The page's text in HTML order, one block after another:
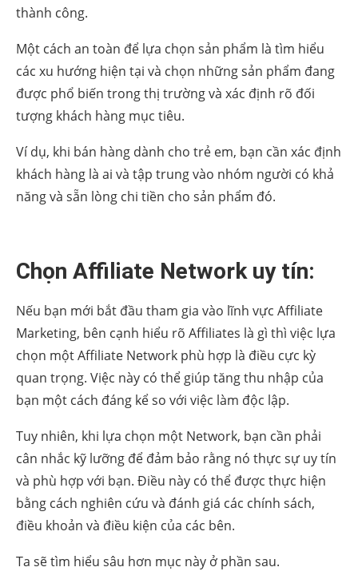
thành công.
Một cách an toàn để lựa chọn sản phẩm là tìm hiểu
các xu hướng hiện tại và chọn những sản phẩm đang
được phổ biến trong thị trường và xác định rõ đối
tượng khách hàng mục tiêu.
Ví dụ, khi bán hàng dành cho trẻ em, bạn cần xác định
khách hàng là ai và tập trung vào nhóm người có khả
năng và sẵn lòng chi tiền cho sản phẩm đó.
Chọn Affiliate Network uy tín:
Nếu bạn mới bắt đầu tham gia vào lĩnh vực Affiliate
Marketing, bên cạnh hiểu rõ Affiliates là gì thì việc lựa
chọn một Affiliate Network phù hợp là điều cực kỳ
quan trọng. Việc này có thể giúp tăng thu nhập của
bạn một cách đáng kể so với việc làm độc lập.
Tuy nhiên, khi lựa chọn một Network, bạn cần phải
cân nhắc kỹ lưỡng để đảm bảo rằng nó thực sự uy tín
và phù hợp với bạn. Điều này có thể được thực hiện
bằng cách nghiên cứu và đánh giá các chính sách,
điều khoản và điều kiện của các bên.
Ta sẽ tìm hiểu sâu hơn mục này ở phần sau.